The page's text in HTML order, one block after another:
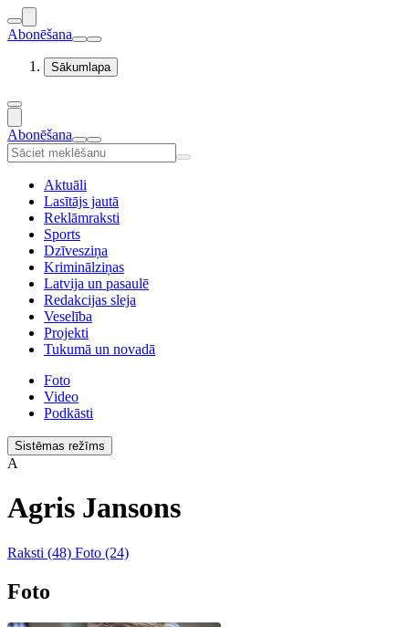
Abonēšana
Sākumlapa
Abonēšana
Aktuāli
Lasītājs jautā
Reklāmraksti
Sports
Dzīvesziņa
Kriminālziņas
Latvija un pasaulē
Redakcijas sleja
Veselība
Projekti
Tukumā un novadā
Foto
Video
Podkāsti
Sistēmas režīms
A
Agris Jansons
Raksti (48) Foto (24)
Foto